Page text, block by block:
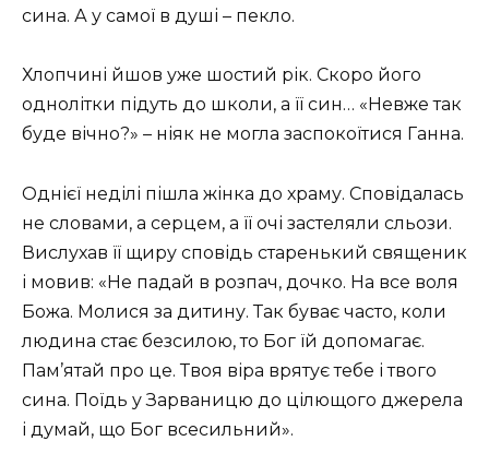
сина. А у самої в душі – пeкло.
Хлопчині йшов уже шостий рік. Скоро його
однолітки підуть до школи, а її син… «Невже так
буде вічно?» – ніяк не могла заспокоїтися Ганна.
Однієї неділі пішла жінка до храму. Сповідалась
не словами, а серцем, а її очі застеляли сльози.
Вислухав її щиру сповідь старенький священик
і мовив: «Не падай в розпач, дочко. На все воля
Божа. Молися за дитину. Так буває часто, коли
людина стає безсилою, то Бог їй допомагає.
Пам’ятай про це. Твоя віра врятує тебе і твого
сина. Поїдь у Зарваницю до цілющого джерела
і думай, що Бог всесильний».